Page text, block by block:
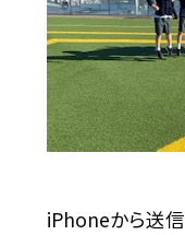
iPhoneから送信